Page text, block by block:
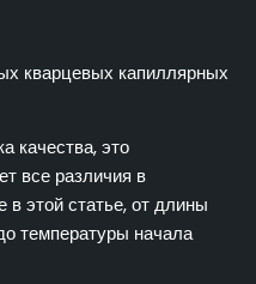
кварцевых капиллярных
качества, это
все различия в
в этой статье, от длины
температуры начала